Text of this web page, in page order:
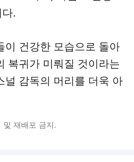
.
이 건강한 모습으로 돌아
복귀가 미뤄질 것이라는
널 감독의 머리를 더욱 아
재배포 금지.